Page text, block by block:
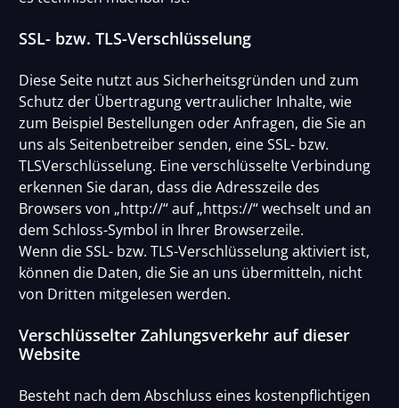
SSL- bzw. TLS-Verschlüsselung
Diese Seite nutzt aus Sicherheitsgründen und zum
Schutz der Übertragung vertraulicher Inhalte, wie
zum Beispiel Bestellungen oder Anfragen, die Sie an
uns als Seitenbetreiber senden, eine SSL- bzw.
TLSVerschlüsselung. Eine verschlüsselte Verbindung
erkennen Sie daran, dass die Adresszeile des
Browsers von „http://“ auf „https://“ wechselt und an
dem Schloss-Symbol in Ihrer Browserzeile.
Wenn die SSL- bzw. TLS-Verschlüsselung aktiviert ist,
können die Daten, die Sie an uns übermitteln, nicht
von Dritten mitgelesen werden.
Verschlüsselter Zahlungsverkehr auf dieser
Website
Besteht nach dem Abschluss eines kostenpflichtigen